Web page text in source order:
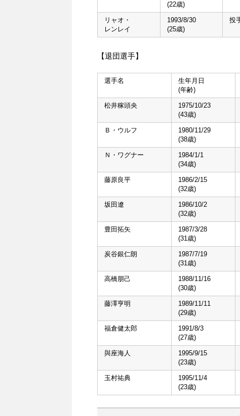
(22歳)
リャオ・
レンレイ
1993/8/30
(25歳)
投
【退団選手】
選手名
生年月日
(年齢)
松井稼頭央
1975/10/23
(43歳)
Ｂ・ウルフ
1980/11/29
(38歳)
Ｎ・ワグナー
1984/1/1
(34歳)
藤原良平
1986/2/15
(32歳)
坂田遼
1986/10/2
(32歳)
豊田拓矢
1987/3/28
(31歳)
炭谷銀仁朗
1987/7/19
(31歳)
高橋朋己
1988/11/16
(30歳)
藤澤亨明
1989/11/11
(29歳)
福倉健太郎
1991/8/3
(27歳)
與座海人
1995/9/15
(23歳)
玉村祐典
1995/11/4
(23歳)